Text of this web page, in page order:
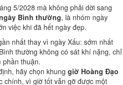
5/2028 mà không phải dời sang
Bình thường, là nhóm ngày
việc khi đã hết ngày đẹp.
nhất thay vì ngày Xấu: sớm nhất
thường không có sát khí nặng, chỉ
phần thuận.
hãy chọn khung giờ Hoàng Đạo
chính, vì giờ tốt vẫn gỡ được một